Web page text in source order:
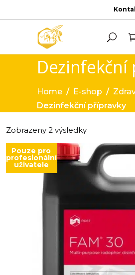
Home / E-shop /
Dezinfekční přípravky
Zobrazeny 2 výsledky
Pouze pro
profesionální
uživatele